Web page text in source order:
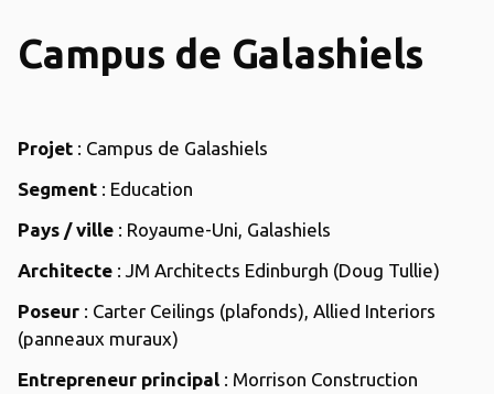
Campus de Galashiels
Projet : Campus de Galashiels
Segment : Education
Pays / ville : Royaume-Uni, Galashiels
Architecte : JM Architects Edinburgh (Doug Tullie)
Poseur : Carter Ceilings (plafonds), Allied Interiors
(panneaux muraux)
Entrepreneur principal : Morrison Construction